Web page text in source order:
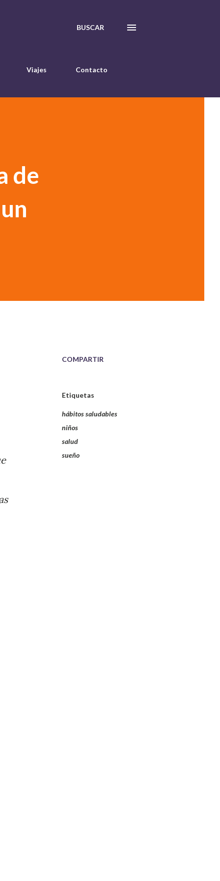
BUSCAR
Viajes Contacto
de
COMPARTIR
Etiquetas
hábitos saludables
niños
salud
sueño